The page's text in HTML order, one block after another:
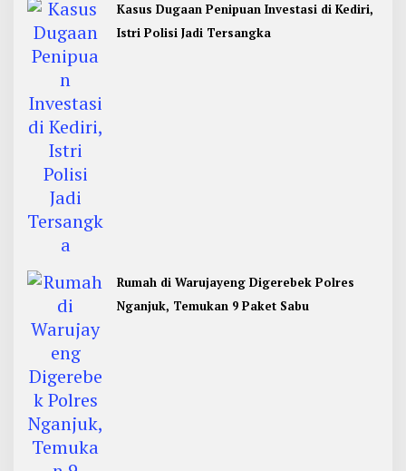
Kasus Dugaan Penipuan Investasi di Kediri,
Istri Polisi Jadi Tersangka
Rumah di Warujayeng Digerebek Polres
Nganjuk, Temukan 9 Paket Sabu